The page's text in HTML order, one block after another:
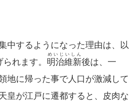
中するようになった理由は、以
れます。 明治維新
めいじいしん
後は、一
地に帰った事で人口が激減して
皇が江戸に遷都すると、皮肉な